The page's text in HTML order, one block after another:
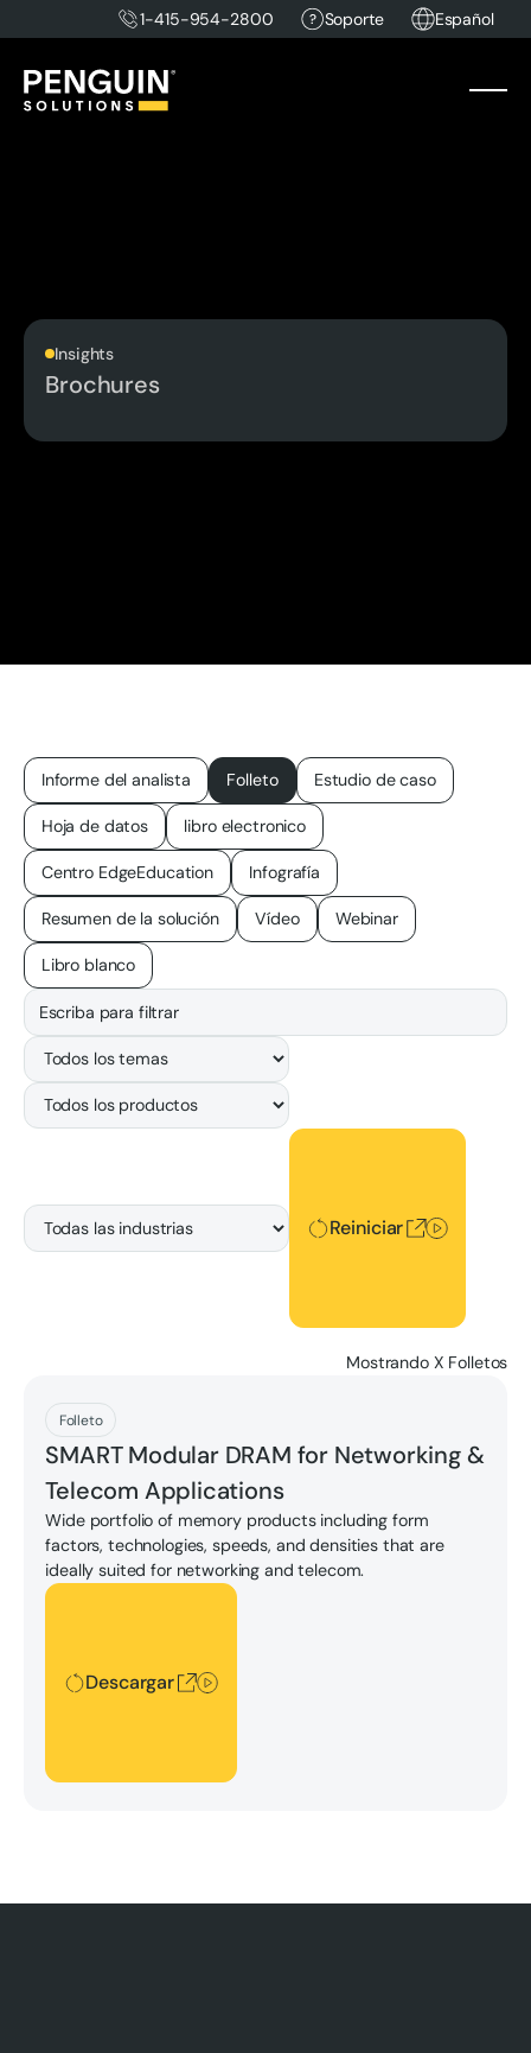
1-415-954-2800 Soporte Español
Insights
Brochures
Informe del analista Folleto Estudio de caso
Hoja de datos libro electronico
Centro EdgeEducation Infografía
Resumen de la solución Vídeo Webinar
Libro blanco
ReiniciarReiniciar
Mostrando X Folletos
Folleto
SMART Modular DRAM for Networking &
Telecom Applications
Wide portfolio of memory products including form
factors, technologies, speeds, and densities that are
ideally suited for networking and telecom.
Descargar
Descargar
Descargar